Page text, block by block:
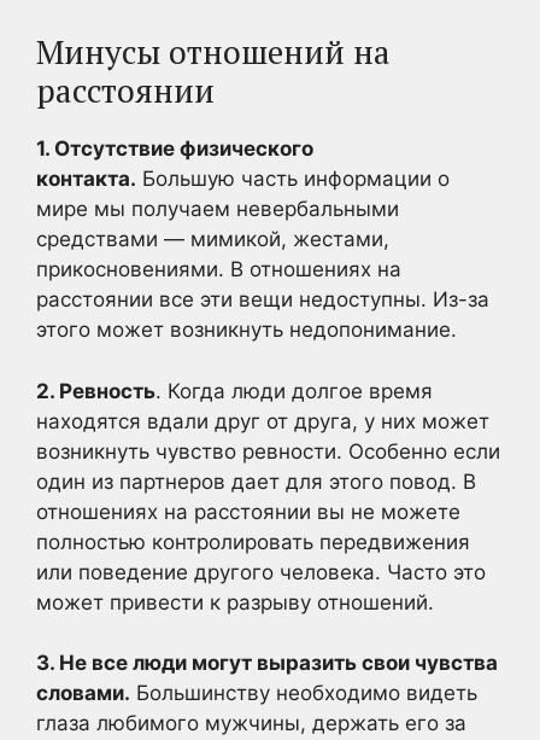
Минусы отношений на
расстоянии
1. Отсутствие физического
контакта. Большую часть информации о
мире мы получаем невербальными
средствами — мимикой, жестами,
прикосновениями. В отношениях на
расстоянии все эти вещи недоступны. Из-за
этого может возникнуть недопонимание.
2. Ревность. Когда люди долгое время
находятся вдали друг от друга, у них может
возникнуть чувство ревности. Особенно если
один из партнеров дает для этого повод. В
отношениях на расстоянии вы не можете
полностью контролировать передвижения
или поведение другого человека. Часто это
может привести к разрыву отношений.
3. Не все люди могут выразить свои чувства
словами. Большинству необходимо видеть
глаза любимого мужчины, держать его за